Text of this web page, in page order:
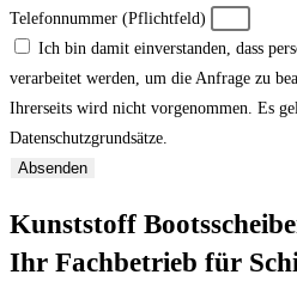
Telefonnummer (Pflichtfeld)
Ich bin damit einverstanden, dass
verarbeitet werden, um die Anfrage zu
Ihrerseits wird nicht vorgenommen. Es
Datenschutzgrundsätze.
Absenden
Kunststoff
Ihr Fachbetrieb für